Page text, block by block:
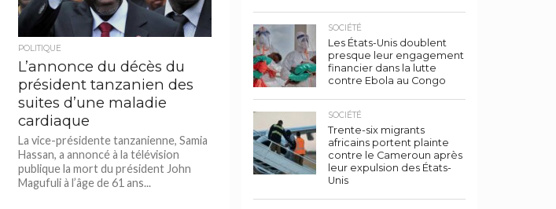
POLITIQUE
L’annonce du décès du
président tanzanien des
suites d’une maladie
cardiaque
La vice-présidente tanzanienne, Samia
Hassan, a annoncé à la télévision
publique la mort du président John
Magufuli à l’âge de 61 ans...
SOCIÉTÉ
Les États-Unis doublent
presque leur engagement
financier dans la lutte
contre Ebola au Congo
SOCIÉTÉ
Trente-six migrants
africains portent plainte
contre le Cameroun après
leur expulsion des États-
Unis